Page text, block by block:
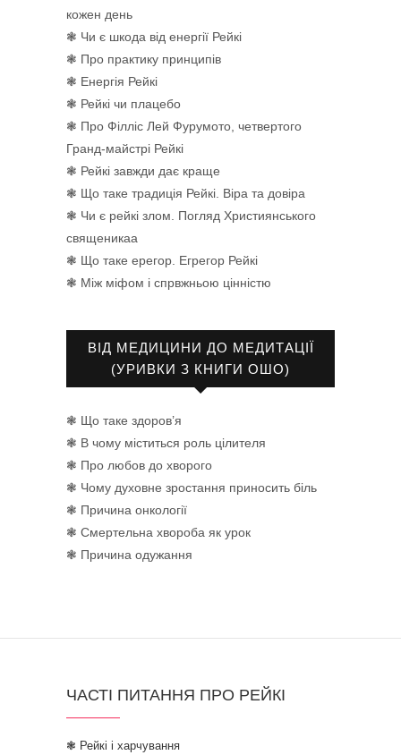
кожен день
❃ Чи є шкода від енергії Рейкі
❃ Про практику принципів
❃ Енергія Рейкі
❃ Рейкі чи плацебо
❃ Про Філліс Лей Фурумото, четвертого
Гранд-майстрі Рейкі
❃ Рейкі завжди дає краще
❃ Що таке традиція Рейкі. Віра та довіра
❃ Чи є рейкі злом. Погляд Християнського
священикаа
❃ Що таке ерегор. Егрегор Рейкі
❃ Між міфом і спрвжньою цінністю
ВІД МЕДИЦИНИ ДО МЕДИТАЦІЇ
(УРИВКИ З КНИГИ ОШО)
❃ Що таке здоров’я
❃ В чому міститься роль цілителя
❃ Про любов до хворого
❃ Чому духовне зростання приносить біль
❃ Причина онкології
❃ Смертельна хвороба як урок
❃ Причина одужання
ЧАСТІ ПИТАННЯ ПРО РЕЙКІ
❃ Рейкі і харчування